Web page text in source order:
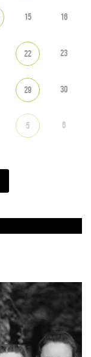
15 16
22 23
29 30
5 6